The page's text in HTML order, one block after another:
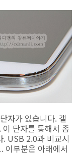
자가 있습니다. 갤
단자를 통해서 좀
. USB 2.0과 비교시
이부분은 아래에서